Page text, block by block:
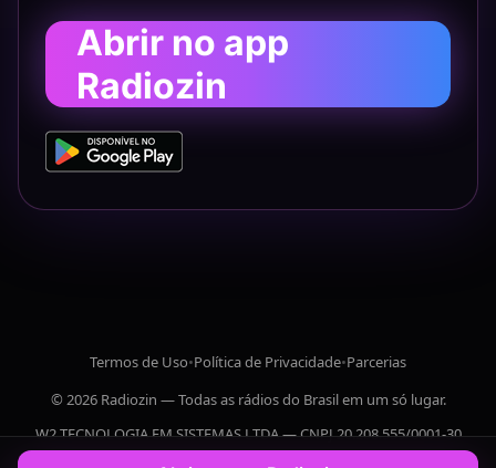
Abrir no app
Radiozin
Termos de Uso•Política de Privacidade•Parcerias
© 2026 Radiozin — Todas as rádios do Brasil em um só lugar.
W2 TECNOLOGIA EM SISTEMAS LTDA — CNPJ 20.208.555/0001-30